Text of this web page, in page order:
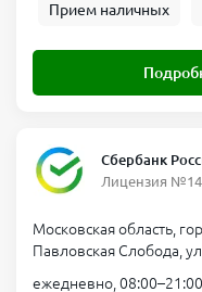
Прием наличных
Сбербанк
Лицензия
Московская область,
Павловская Слобода,
ежедневно, 08:00–21:00